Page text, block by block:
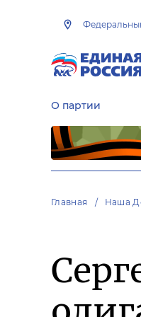
О партии
Главная Наша